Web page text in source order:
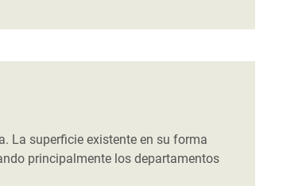
La superficie existente en su forma
principalmente los departamentos